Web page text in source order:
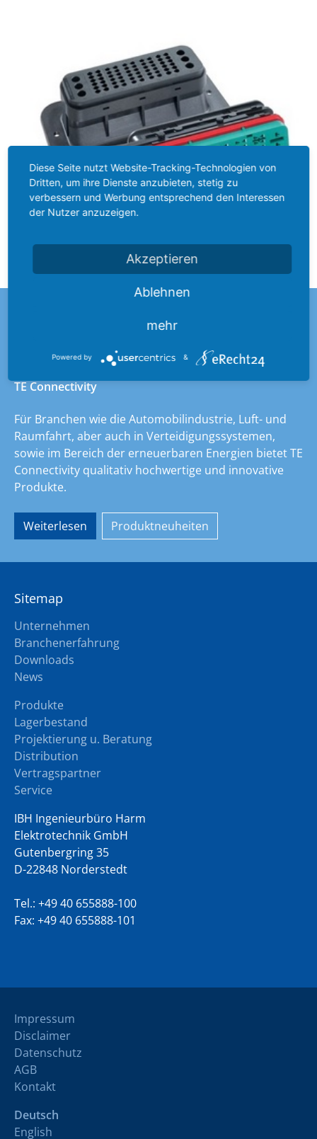
TE Connectivity
Für Branchen wie die Automobilindustrie, Luft- und
Raumfahrt, aber auch in Verteidigungssystemen,
sowie im Bereich der erneuerbaren Energien bietet TE
Connectivity qualitativ hochwertige und innovative
Produkte.
Weiterlesen Produktneuheiten
Sitemap
Unternehmen
Branchenerfahrung
Downloads
News
Produkte
Lagerbestand
Projektierung u. Beratung
Distribution
Vertragspartner
Service
IBH Ingenieurbüro Harm
Elektrotechnik GmbH
Gutenbergring 35
D-22848 Norderstedt
Tel.: +49 40 655888-100
Fax: +49 40 655888-101
Impressum
Disclaimer
Datenschutz
AGB
Kontakt
Deutsch
English
Diese Seite nutzt Website-Tracking-Technologien von
Dritten, um ihre Dienste anzubieten, stetig zu
verbessern und Werbung entsprechend den Interessen
der Nutzer anzuzeigen.
Akzeptieren
Ablehnen
mehr
Powered by &